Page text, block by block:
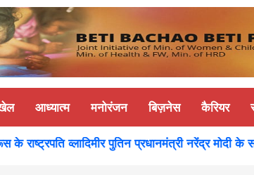
आध्यात्म मनोरंजन बिज़नेस कैरियर
व्लादिमीर पुतिन प्रधानमंत्री नरेंद्र मोदी के